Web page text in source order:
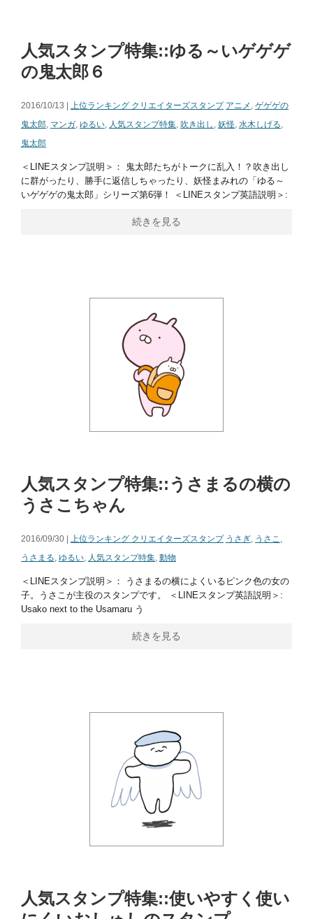
人気スタンプ特集::ゆる～いゲゲゲ
の鬼太郎６
2016/10/13 | 上位ランキング クリエイターズスタンプ アニメ , ゲゲゲの
鬼太郎, マンガ, ゆるい, 人気スタンプ特集, 吹き出し , 妖怪, 水木しげる,
鬼太郎
＜LINEスタンプ説明＞： 鬼太郎たちがトークに乱入！？吹き出し
に群がったり、勝手に返信しちゃったり、妖怪まみれの「ゆる～
いゲゲゲの鬼太郎」シリーズ第6弾！ ＜LINEスタンプ英語説明＞:
続きを見る
人気スタンプ特集::うさまるの横の
うさこちゃん
2016/09/30 | 上位ランキング クリエイターズスタンプ うさぎ, うさこ ,
うさまる, ゆるい, 人気スタンプ特集, 動物
＜LINEスタンプ説明＞： うさまるの横によくいるピンク色の女の
子。うさこが主役のスタンプです。 ＜LINEスタンプ英語説明＞:
Usako next to the Usamaru う
続きを見る
人気スタンプ特集::使いやすく使い